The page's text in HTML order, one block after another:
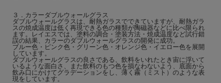
３．カラーダブルウォールグラス
ダブルウォールグラスは、耐熱ガラスでできていますが、耐熱ガラ
スの焼成温度は低く再現できる色の種類が陶磁器などに比べ限られ
ます。レイエスでは、塗料の調合・塗装方法・焼成温度など試行錯
誤の結果、カラーのダブルウォールグラスの開発に成功。
ブルー色・ピンク色・グリーン色・オレンジ色・イエロー色を展開
しています。
ダブルウォールグラスの良さである、飲料をいれたとき宙に浮いて
いるような面白さ、また飲料のもつ色を損なわないよう、底面から
飲み口にかけてグラデーションをし、薄く霧（ミスト）のような表
現をしています。